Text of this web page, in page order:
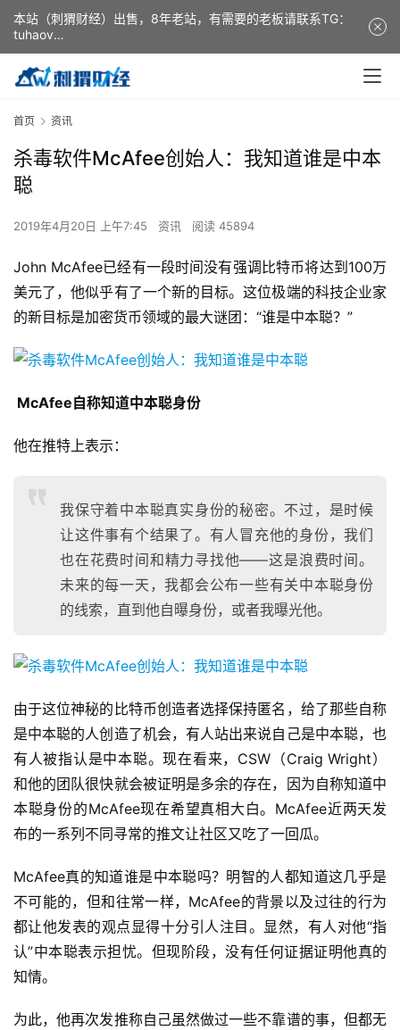
首页 资讯
杀毒软件McAfee创始人：我知道谁是中本
聪
2019年4月20日 上午7:45 资讯 阅读 45894
John McAfee已经有一段时间没有强调比特币将达到100万
美元了，他似乎有了一个新的目标。这位极端的科技企业家
的新目标是加密货币领域的最大谜团：“谁是中本聪？”
McAfee自称知道中本聪身份
他在推特上表示：
我保守着中本聪真实身份的秘密。不过，是时候
让这件事有个结果了。有人冒充他的身份，我们
也在花费时间和精力寻找他——这是浪费时间。
未来的每一天，我都会公布一些有关中本聪身份
的线索，直到他自曝身份，或者我曝光他。
由于这位神秘的比特币创造者选择保持匿名，给了那些自称
是中本聪的人创造了机会，有人站出来说自己是中本聪，也
有人被指认是中本聪。现在看来，CSW（Craig Wright）
和他的团队很快就会被证明是多余的存在，因为自称知道中
本聪身份的McAfee现在希望真相大白。McAfee近两天发
布的一系列不同寻常的推文让社区又吃了一回瓜。
McAfee真的知道谁是中本聪吗？明智的人都知道这几乎是
不可能的，但和往常一样，McAfee的背景以及过往的行为
都让他发表的观点显得十分引人注目。显然，有人对他“指
认”中本聪表示担忧。但现阶段，没有任何证据证明他真的
知情。
为此，他再次发推称自己虽然做过一些不靠谱的事，但都无
本站（刺猬财经）出售，8年老站，有需要的老板请联系TG：
tuhaov
This website (ciweicaijing) is for sale. It is a 8-year-old
website. If you need it, please contact TG: tuhaov